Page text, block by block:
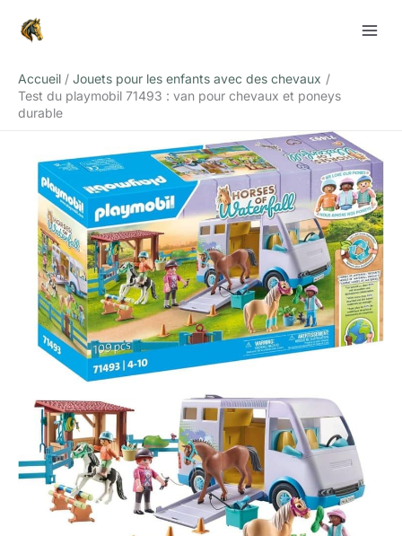
Accueil
Jouets pour les enfants avec des chevaux
Test du playmobil 71493 : van pour chevaux et poneys
durable